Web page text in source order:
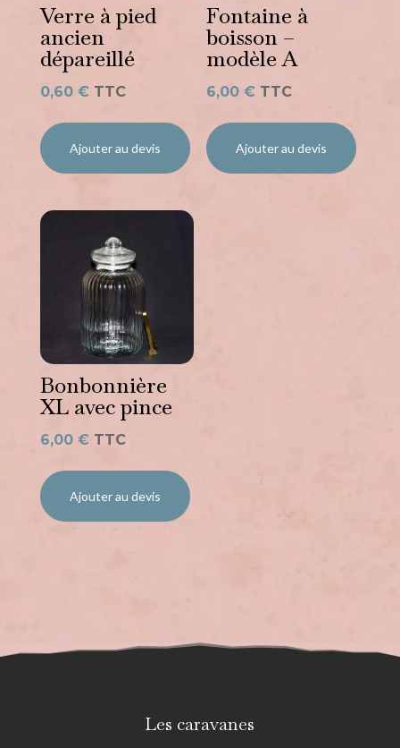
Verre à pied
ancien
dépareillé
0,60 € TTC
Ajouter au devis
Fontaine à
boisson –
modèle A
6,00€ TTC
Ajouter au devis
Bonbonnière
XL avec pince
6,00 € TTC
Ajouter au devis
Les caravanes